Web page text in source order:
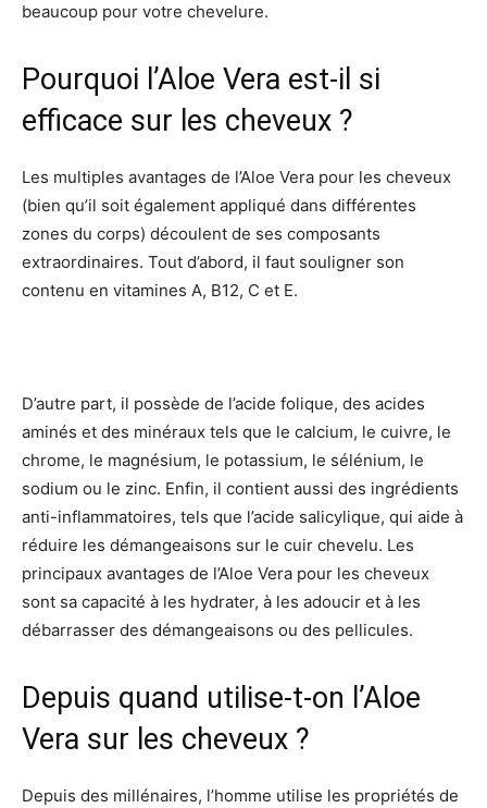
beaucoup pour votre chevelure.
Pourquoi l’Aloe Vera est-il si
efficace sur les cheveux ?
Les multiples avantages de l’Aloe Vera pour les cheveux
(bien qu’il soit également appliqué dans différentes
zones du corps) découlent de ses composants
extraordinaires. Tout d’abord, il faut souligner son
contenu en vitamines A, B12, C et E.
D’autre part, il possède de l’acide folique, des acides
aminés et des minéraux tels que le calcium, le cuivre, le
chrome, le magnésium, le potassium, le sélénium, le
sodium ou le zinc. Enfin, il contient aussi des ingrédients
anti-inflammatoires, tels que l’acide salicylique, qui aide à
réduire les démangeaisons sur le cuir chevelu. Les
principaux avantages de l’Aloe Vera pour les cheveux
sont sa capacité à les hydrater, à les adoucir et à les
débarrasser des démangeaisons ou des pellicules.
Depuis quand utilise-t-on l’Aloe
Vera sur les cheveux ?
Depuis des millénaires, l’homme utilise les propriétés de